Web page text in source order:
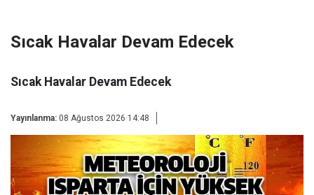
Sıcak Havalar Devam Edecek
Sıcak Havalar Devam Edecek
Yayınlanma: 08 Ağustos 2026 14:48